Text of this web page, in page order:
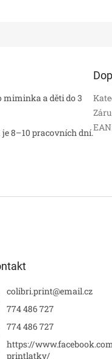
miminka a děti do 3
8–10 pracovních dní.EAN
colibri.print@email.cz
774 486 727
774 486 727
https://
printlatky/